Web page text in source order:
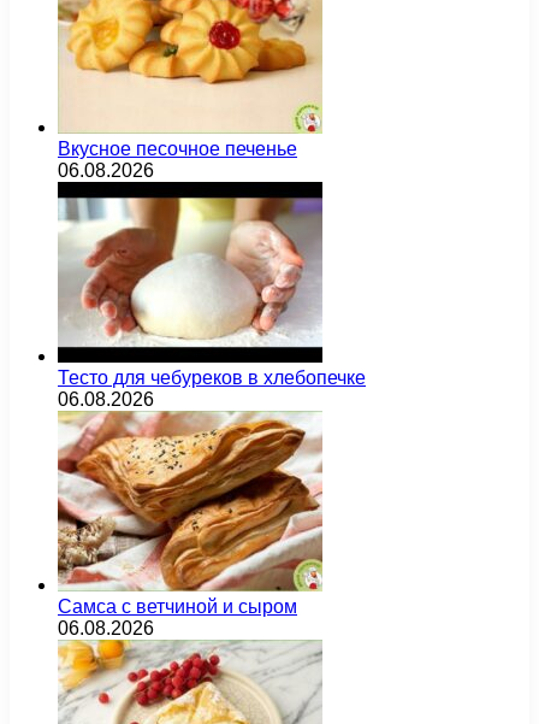
Вкусное песочное печенье
06.08.2026
Тесто для чебуреков в хлебопечке
06.08.2026
Самса с ветчиной и сыром
06.08.2026